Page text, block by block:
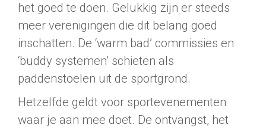
het goed te doen. Gelukkig zijn er steeds
meer verenigingen die dit belang goed
inschatten. De ‘warm bad’ commissies en
‘buddy systemen’ schieten als
paddenstoelen uit de sportgrond.
Hetzelfde geldt voor sportevenementen
waar je aan mee doet. De ontvangst, het